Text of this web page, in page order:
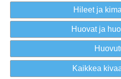
Hileet ja
Huovat ja
Kaikkea